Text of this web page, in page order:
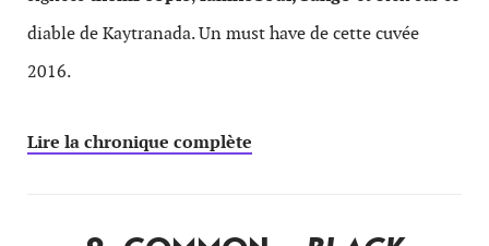
diable de Kaytranada. Un must have de cette cuvée
2016.
Lire la chronique complète